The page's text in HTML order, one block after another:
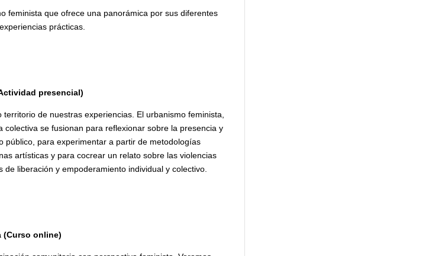
feminista que ofrece una panorámica por sus diferentes
prácticas.
presencial)
de nuestras experiencias. El urbanismo feminista,
colectiva se fusionan para reflexionar sobre la presencia y
público, para experimentar a partir de metodologías
artísticas y para cocrear un relato sobre las violencias
liberación y empoderamiento individual y colectivo.
(Curso online)